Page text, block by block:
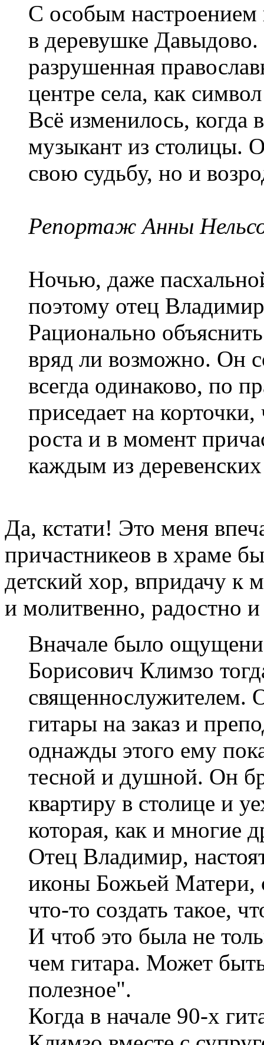
С особым настроением
в деревушке
разрушенная
центре села, как
Всё изменилось,
музыкант из столицы.
свою судьбу, но и
Репортаж Анны
Ночью, даже
поэтому отец
Рационально
вряд ли возможно. Он
всегда одинаково, по
приседает на
роста и в момент
каждым из
Да, кстати! Это меня
причастникеов в храме
детский хор, впридачу к
и молитвенно, радостно
Вначале было
Борисович Климзо
священнослужителем.
гитары на заказ и
однажды этого ему
тесной и душной. Он
квартиру в столице и
которая, как и многие
Отец Владимир,
иконы Божьей Матери,
что-то создать такое,
И чтоб это была не
чем гитара. Может
полезное".
Когда в начале 90-х